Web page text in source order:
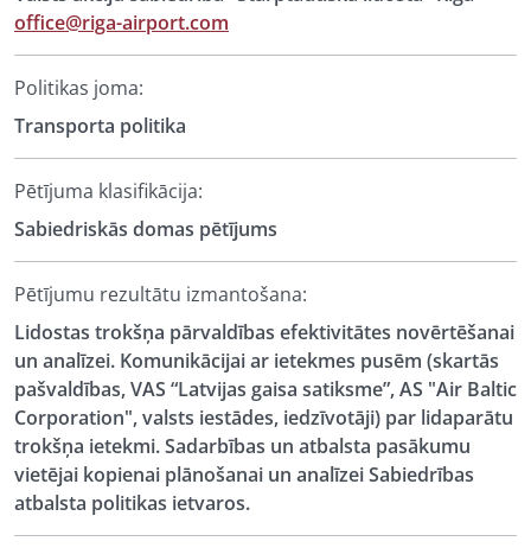
office@riga-airport.com
Politikas joma:
Transporta politika
Pētījuma klasifikācija:
Sabiedriskās domas pētījums
Pētījumu rezultātu izmantošana:
Lidostas trokšņa pārvaldības efektivitātes novērtēšanai
un analīzei. Komunikācijai ar ietekmes pusēm (skartās
pašvaldības, VAS “Latvijas gaisa satiksme”, AS "Air Baltic
Corporation", valsts iestādes, iedzīvotāji) par lidaparātu
trokšņa ietekmi. Sadarbības un atbalsta pasākumu
vietējai kopienai plānošanai un analīzei Sabiedrības
atbalsta politikas ietvaros.